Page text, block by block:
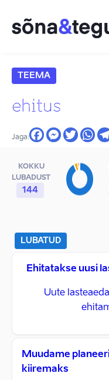
TEEMA
ehitus
Jaga:
KOKKU
LUBADUST
144
LUBATUD
Ehitatakse uusi
Uute
Muudame
kiiremaks